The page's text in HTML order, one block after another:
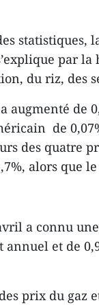
statistiques,
par la
du riz, des
de
de
des quatre
alors que
a connu
annuel et de
prix du